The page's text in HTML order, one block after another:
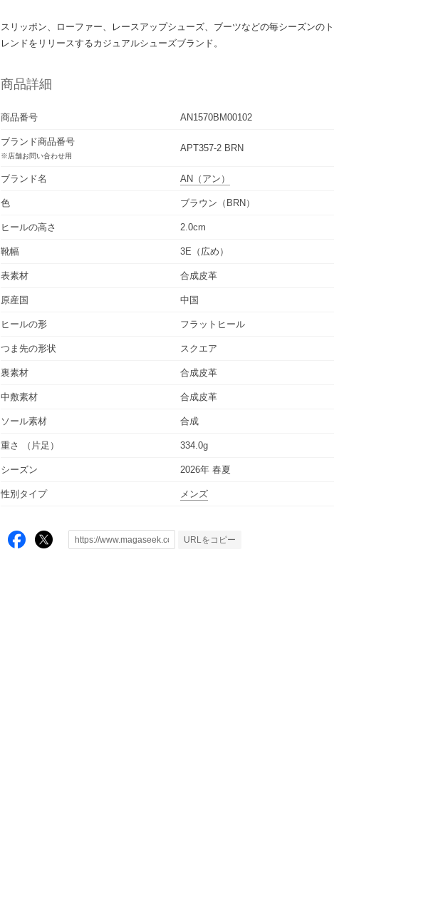
スリッポン、ローファー、レースアップシューズ、ブーツなどの毎シーズンのト
レンドをリリースするカジュアルシューズブランド。
商品詳細
商品番号 AN1570BM00102
ブランド商品番号
※店舗お問い合わせ用
APT357-2 BRN
ブランド名 AN （アン）
色 ブラウン（BRN）
ヒールの高さ 2.0cm
靴幅 3E（広め）
表素材 合成皮革
原産国 中国
ヒールの形 フラットヒール
つま先の形状 スクエア
裏素材 合成皮革
中敷素材 合成皮革
ソール素材 合成
重さ （片足） 334.0g
シーズン 2026年 春夏
性別タイプ メンズ
URLをコピー